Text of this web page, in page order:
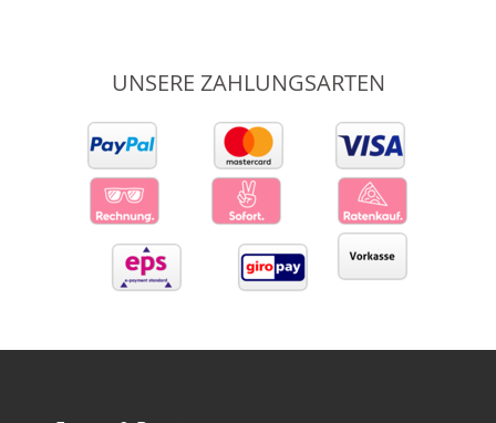
UNSERE ZAHLUNGSARTEN